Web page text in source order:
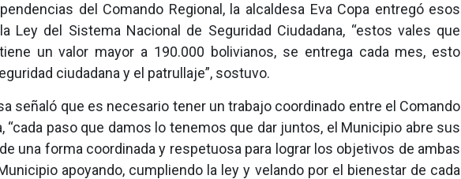
del Comando Regional, la alcaldesa Eva Copa entregó esos
Ley del Sistema Nacional de Seguridad Ciudadana, “estos vales que
un valor mayor a 190.000 bolivianos, se entrega cada mes, esto
ciudadana y el patrullaje”, sostuvo.
señaló que es necesario tener un trabajo coordinado entre el Comando
“cada paso que damos lo tenemos que dar juntos, el Municipio abre sus
una forma coordinada y respetuosa para lograr los objetivos de ambas
apoyando, cumpliendo la ley y velando por el bienestar de cada